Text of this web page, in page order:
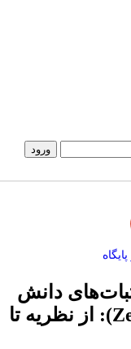
دانش
صفر (Zero-Knowledge Proofs): از نظریه تا